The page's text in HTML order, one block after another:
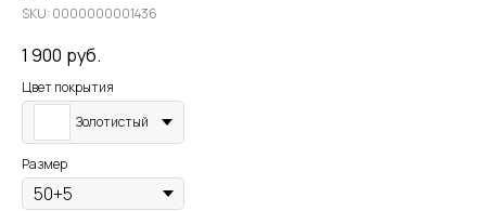
SKU: 0000000001436
1 900 руб.
Цвет покрытия
Золотистый
Размер